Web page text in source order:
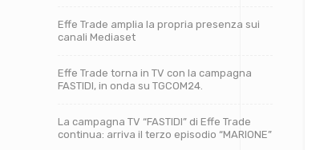
Effe Trade amplia la propria presenza sui
canali Mediaset
Effe Trade torna in TV con la campagna
FASTIDI, in onda su TGCOM24.
La campagna TV “FASTIDI” di Effe Trade
continua: arriva il terzo episodio “MARIONE”